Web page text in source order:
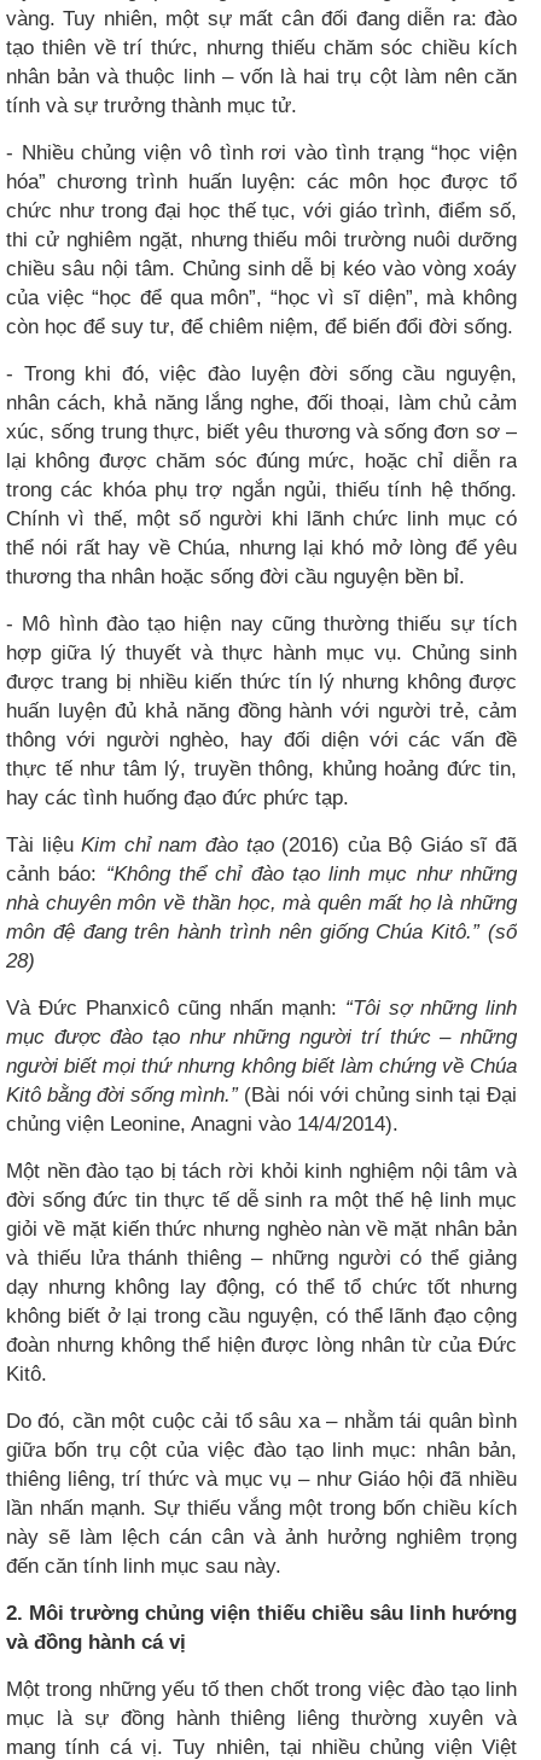
vàng. Tuy nhiên, một sự mất cân đối đang diễn ra: đào
tạo thiên về trí thức, nhưng thiếu chăm sóc chiều kích
nhân bản và thuộc linh – vốn là hai trụ cột làm nên căn
tính và sự trưởng thành mục tử.
- Nhiều chủng viện vô tình rơi vào tình trạng “học viện
hóa” chương trình huấn luyện: các môn học được tổ
chức như trong đại học thế tục, với giáo trình, điểm số,
thi cử nghiêm ngặt, nhưng thiếu môi trường nuôi dưỡng
chiều sâu nội tâm. Chủng sinh dễ bị kéo vào vòng xoáy
của việc “học để qua môn”, “học vì sĩ diện”, mà không
còn học để suy tư, để chiêm niệm, để biến đổi đời sống.
- Trong khi đó, việc đào luyện đời sống cầu nguyện,
nhân cách, khả năng lắng nghe, đối thoại, làm chủ cảm
xúc, sống trung thực, biết yêu thương và sống đơn sơ –
lại không được chăm sóc đúng mức, hoặc chỉ diễn ra
trong các khóa phụ trợ ngắn ngủi, thiếu tính hệ thống.
Chính vì thế, một số người khi lãnh chức linh mục có
thể nói rất hay về Chúa, nhưng lại khó mở lòng để yêu
thương tha nhân hoặc sống đời cầu nguyện bền bỉ.
- Mô hình đào tạo hiện nay cũng thường thiếu sự tích
hợp giữa lý thuyết và thực hành mục vụ. Chủng sinh
được trang bị nhiều kiến thức tín lý nhưng không được
huấn luyện đủ khả năng đồng hành với người trẻ, cảm
thông với người nghèo, hay đối diện với các vấn đề
thực tế như tâm lý, truyền thông, khủng hoảng đức tin,
hay các tình huống đạo đức phức tạp.
Tài liệuKim chỉ nam đào tạo(2016) của Bộ Giáo sĩ đã
cảnh báo: “Không thể chỉ đào tạo linh mục như những
nhà chuyên môn về thần học, mà quên mất họ là những
môn đệ đang trên hành trình nên giống Chúa Kitô.” (số
28)
Và Đức Phanxicô cũng nhấn mạnh: “Tôi sợ những linh
mục được đào tạo như những người trí thức – những
người biết mọi thứ nhưng không biết làm chứng về Chúa
Kitô bằng đời sống mình.”(Bài nói với chủng sinh tại Đại
chủng viện Leonine, Anagni vào 14/4/2014).
Một nền đào tạo bị tách rời khỏi kinh nghiệm nội tâm và
đời sống đức tin thực tế dễ sinh ra một thế hệ linh mục
giỏi về mặt kiến thức nhưng nghèo nàn về mặt nhân bản
và thiếu lửa thánh thiêng – những người có thể giảng
dạy nhưng không lay động, có thể tổ chức tốt nhưng
không biết ở lại trong cầu nguyện, có thể lãnh đạo cộng
đoàn nhưng không thể hiện được lòng nhân từ của Đức
Kitô.
Do đó, cần một cuộc cải tổ sâu xa – nhằm tái quân bình
giữa bốn trụ cột của việc đào tạo linh mục: nhân bản,
thiêng liêng, trí thức và mục vụ – như Giáo hội đã nhiều
lần nhấn mạnh. Sự thiếu vắng một trong bốn chiều kích
này sẽ làm lệch cán cân và ảnh hưởng nghiêm trọng
đến căn tính linh mục sau này.
2. Môi trường chủng viện thiếu chiều sâu linh hướng
và đồng hành cá vị
Một trong những yếu tố then chốt trong việc đào tạo linh
mục là sự đồng hành thiêng liêng thường xuyên và
mang tính cá vị. Tuy nhiên, tại nhiều chủng viện Việt